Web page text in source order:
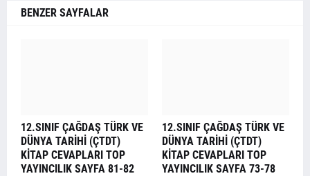
BENZER SAYFALAR
12.SINIF ÇAĞDAŞ TÜRK VE
DÜNYA TARİHİ (ÇTDT)
KİTAP CEVAPLARI TOP
YAYINCILIK SAYFA 81-82
12.SINIF ÇAĞDAŞ TÜRK VE
DÜNYA TARİHİ (ÇTDT)
KİTAP CEVAPLARI TOP
YAYINCILIK SAYFA 73-78